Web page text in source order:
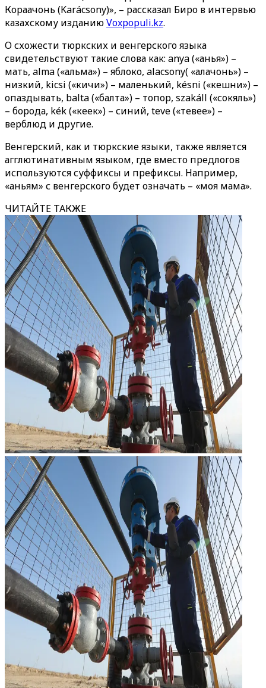
Кораачонь (Karácsony)», – рассказал Биро в интервью
казахскому изданиюVoxpopuli.kz.
О схожести тюркских и венгерского языка
свидетельствуют такие слова как: anya («анья») –
мать, alma («альма») – яблоко, alacsony( «алачонь») –
низкий, kicsi («кичи») – маленький, késni («кешни») –
опаздывать, balta («балта») – топор, szakáll («сокяль»)
– борода, kék («кеек») – синий, teve («тевее») –
верблюд и другие.
Венгерский, как и тюркские языки, также является
агглютинативным языком, где вместо предлогов
используются суффиксы и префиксы. Например,
«аньям» с венгерского будет означать – «моя мама».
ЧИТАЙТЕ ТАКЖЕ